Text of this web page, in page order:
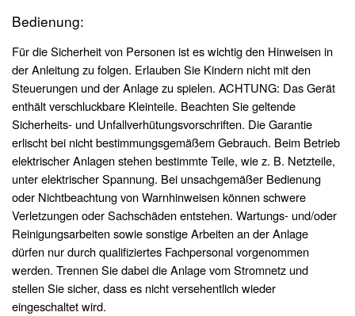
Bedienung:
Für die Sicherheit von Personen ist es wichtig den Hinweisen in
der Anleitung zu folgen. Erlauben Sie Kindern nicht mit den
Steuerungen und der Anlage zu spielen. ACHTUNG: Das Gerät
enthält verschluckbare Kleinteile. Beachten Sie geltende
Sicherheits- und Unfallverhütungsvorschriften. Die Garantie
erlischt bei nicht bestimmungsgemäßem Gebrauch. Beim Betrieb
elektrischer Anlagen stehen bestimmte Teile, wie z. B. Netzteile,
unter elektrischer Spannung. Bei unsachgemäßer Bedienung
oder Nichtbeachtung von Warnhinweisen können schwere
Verletzungen oder Sachschäden entstehen. Wartungs- und/oder
Reinigungsarbeiten sowie sonstige Arbeiten an der Anlage
dürfen nur durch qualifiziertes Fachpersonal vorgenommen
werden. Trennen Sie dabei die Anlage vom Stromnetz und
stellen Sie sicher, dass es nicht versehentlich wieder
eingeschaltet wird.